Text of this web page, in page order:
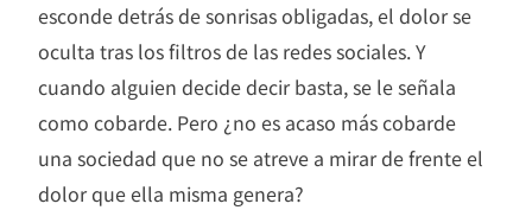
esconde detrás de sonrisas obligadas, el dolor se
oculta tras los filtros de las redes sociales. Y
cuando alguien decide decir basta, se le señala
como cobarde. Pero ¿no es acaso más cobarde
una sociedad que no se atreve a mirar de frente el
dolor que ella misma genera?